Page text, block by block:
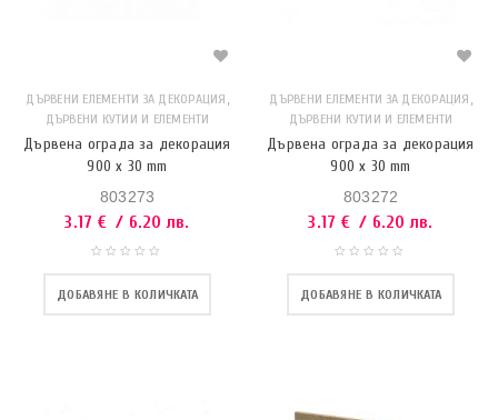
ДЪРВЕНИ ЕЛЕМЕНТИ ЗА ДЕКОРАЦИЯ ,
ДЪРВЕНИ КУТИИ И ЕЛЕМЕНТИ
Дървена ограда за декорация
900 x 30 mm
803273
3.17 € / 6.20 лв.
ДОБАВЯНЕ В КОЛИЧКАТА
ДЪРВЕНИ ЕЛЕМЕНТИ ЗА ДЕКОРАЦИЯ ,
ДЪРВЕНИ КУТИИ И ЕЛЕМЕНТИ
Дървена ограда за декорация
900 x 30 mm
803272
3.17 € / 6.20 лв.
ДОБАВЯНЕ В КОЛИЧКАТА